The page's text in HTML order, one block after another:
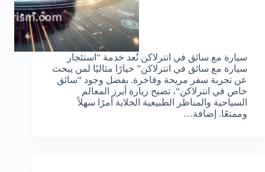
سيارة مع سائق في انترلاكن تُعد خدمة “استئجار
سيارة مع سائق في انترلاكن” خيارًا مثاليًا لمن يبحث
عن تجربة سفر مريحة وفاخرة. بفضل وجود “سائق
خاص في انترلاكن“، تصبح زيارة أبرز المعالم
السياحية والمناظر الطبيعية الخلابة أمرًا سهلاً
وممتعًا. إضافة…